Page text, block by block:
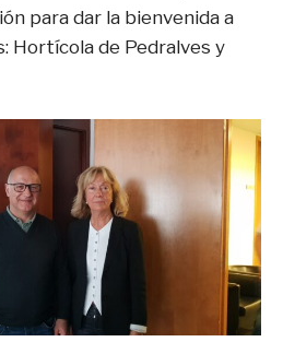
para dar la bienvenida a
Hortícola de Pedralves y